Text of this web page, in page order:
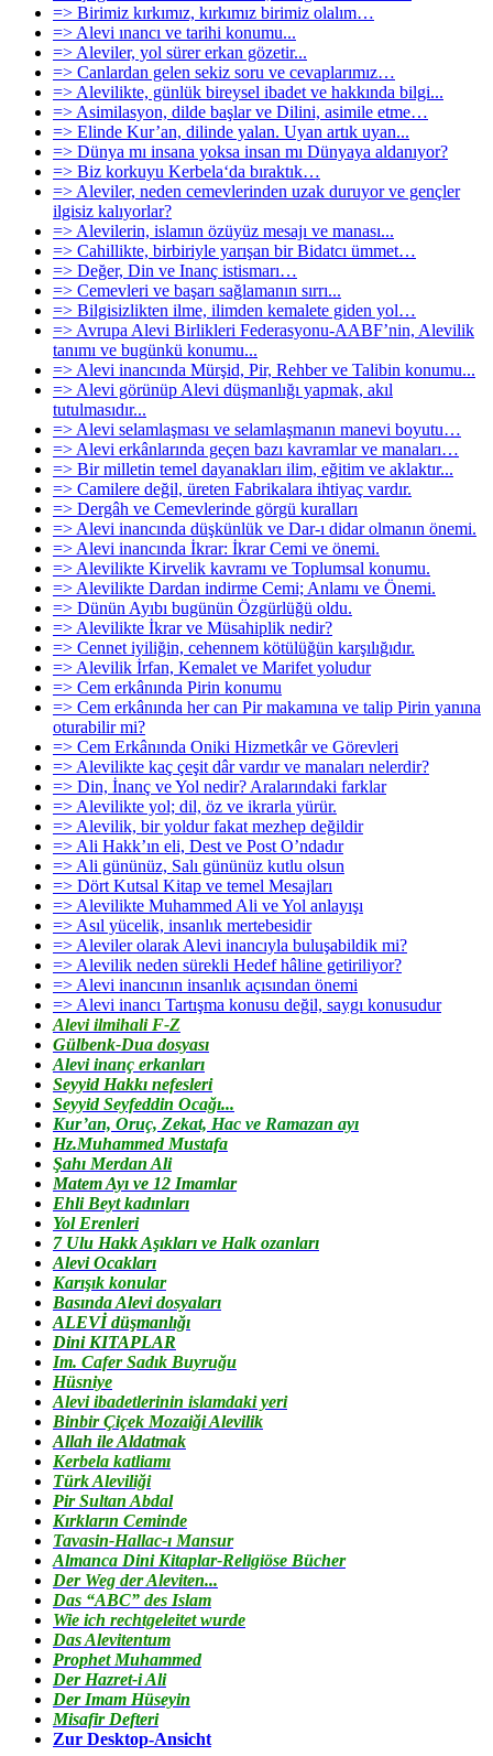
=> Birimiz kırkımız, kırkımız birimiz olalım…
=> Alevi ınancı ve tarihi konumu...
=> Aleviler, yol sürer erkan gözetir...
=> Canlardan gelen sekiz soru ve cevaplarımız…
=> Alevilikte, günlük bireysel ibadet ve hakkında bilgi...
=> Asimilasyon, dilde başlar ve Dilini, asimile etme…
=> Elinde Kur’an, dilinde yalan. Uyan artık uyan...
=> Dünya mı insana yoksa insan mı Dünyaya aldanıyor?
=> Biz korkuyu Kerbela‘da bıraktık…
=> Aleviler, neden cemevlerinden uzak duruyor ve gençler
ilgisiz kalıyorlar?
=> Alevilerin, islamın özüyüz mesajı ve manası...
=> Cahillikte, birbiriyle yarışan bir Bidatcı ümmet…
=> Değer, Din ve Inanç istismarı…
=> Cemevleri ve başarı sağlamanın sırrı...
=> Bilgisizlikten ilme, ilimden kemalete giden yol…
=> Avrupa Alevi Birlikleri Federasyonu-AABF’nin, Alevilik
tanımı ve bugünkü konumu...
=> Alevi inancında Mürşid, Pir, Rehber ve Talibin konumu...
=> Alevi görünüp Alevi düşmanlığı yapmak, akıl
tutulmasıdır...
=> Alevi selamlaşması ve selamlaşmanın manevi boyutu…
=> Alevi erkânlarında geçen bazı kavramlar ve manaları…
=> Bir milletin temel dayanakları ilim, eğitim ve aklaktır...
=> Camilere değil, üreten Fabrikalara ihtiyaç vardır.
=> Dergâh ve Cemevlerinde görgü kuralları
=> Alevi inancında düşkünlük ve Dar-ı didar olmanın önemi.
=> Alevi inancında İkrar: İkrar Cemi ve önemi.
=> Alevilikte Kirvelik kavramı ve Toplumsal konumu.
=> Alevilikte Dardan indirme Cemi; Anlamı ve Önemi.
=> Dünün Ayıbı bugünün Özgürlüğü oldu.
=> Alevilikte İkrar ve Müsahiplik nedir?
=> Cennet iyiliğin, cehennem kötülüğün karşılığıdır.
=> Alevilik İrfan, Kemalet ve Marifet yoludur
=> Cem erkânında Pirin konumu
=> Cem erkânında her can Pir makamına ve talip Pirin yanına
oturabilir mi?
=> Cem Erkânında Oniki Hizmetkâr ve Görevleri
=> Alevilikte kaç çeşit dâr vardır ve manaları nelerdir?
=> Din, İnanç ve Yol nedir? Aralarındaki farklar
=> Alevilikte yol; dil, öz ve ikrarla yürür.
=> Alevilik, bir yoldur fakat mezhep değildir
=> Ali Hakk’ın eli, Dest ve Post O’ndadır
=> Ali gününüz, Salı gününüz kutlu olsun
=> Dört Kutsal Kitap ve temel Mesajları
=> Alevilikte Muhammed Ali ve Yol anlayışı
=> Asıl yücelik, insanlık mertebesidir
=> Aleviler olarak Alevi inancıyla buluşabildik mi?
=> Alevilik neden sürekli Hedef hâline getiriliyor?
=> Alevi inancının insanlık açısından önemi
=> Alevi inancı Tartışma konusu değil, saygı konusudur
Alevi ilmihali F-Z
Gülbenk-Dua dosyası
Alevi inanç erkanları
Seyyid Hakkı nefesleri
Seyyid Seyfeddin Ocağı...
Kur’an, Oruç, Zekat, Hac ve Ramazan ayı
Hz.Muhammed Mustafa
Şahı Merdan Ali
Matem Ayı ve 12 Imamlar
Ehli Beyt kadınları
Yol Erenleri
7 Ulu Hakk Aşıkları ve Halk ozanları
Alevi Ocakları
Karışık konular
Basında Alevi dosyaları
ALEVİ düşmanlığı
Dini KITAPLAR
Im. Cafer Sadık Buyruğu
Hüsniye
Alevi ibadetlerinin islamdaki yeri
Binbir Çiçek Mozaiği Alevilik
Allah ile Aldatmak
Kerbela katliamı
Türk Aleviliği
Pir Sultan Abdal
Kırkların Ceminde
Tavasin-Hallac-ı Mansur
Almanca Dini Kitaplar-Religiöse Bücher
Der Weg der Aleviten...
Das “ABC” des Islam
Wie ich rechtgeleitet wurde
Das Alevitentum
Prophet Muhammed
Der Hazret-i Ali
Der Imam Hüseyin
Misafir Defteri
Zur Desktop-Ansicht